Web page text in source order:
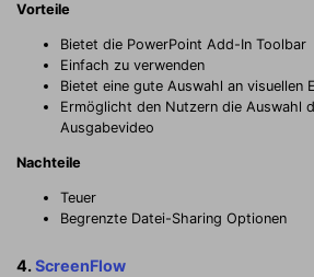
Vorteile
Bietet die PowerPoint Add-In Toolbar
Einfach zu verwenden
Bietet eine gute Auswahl an visuellen
Ermöglicht den Nutzern die Auswahl
Ausgabevideo
Nachteile
Teuer
Begrenzte Datei-Sharing Optionen
4.ScreenFlow